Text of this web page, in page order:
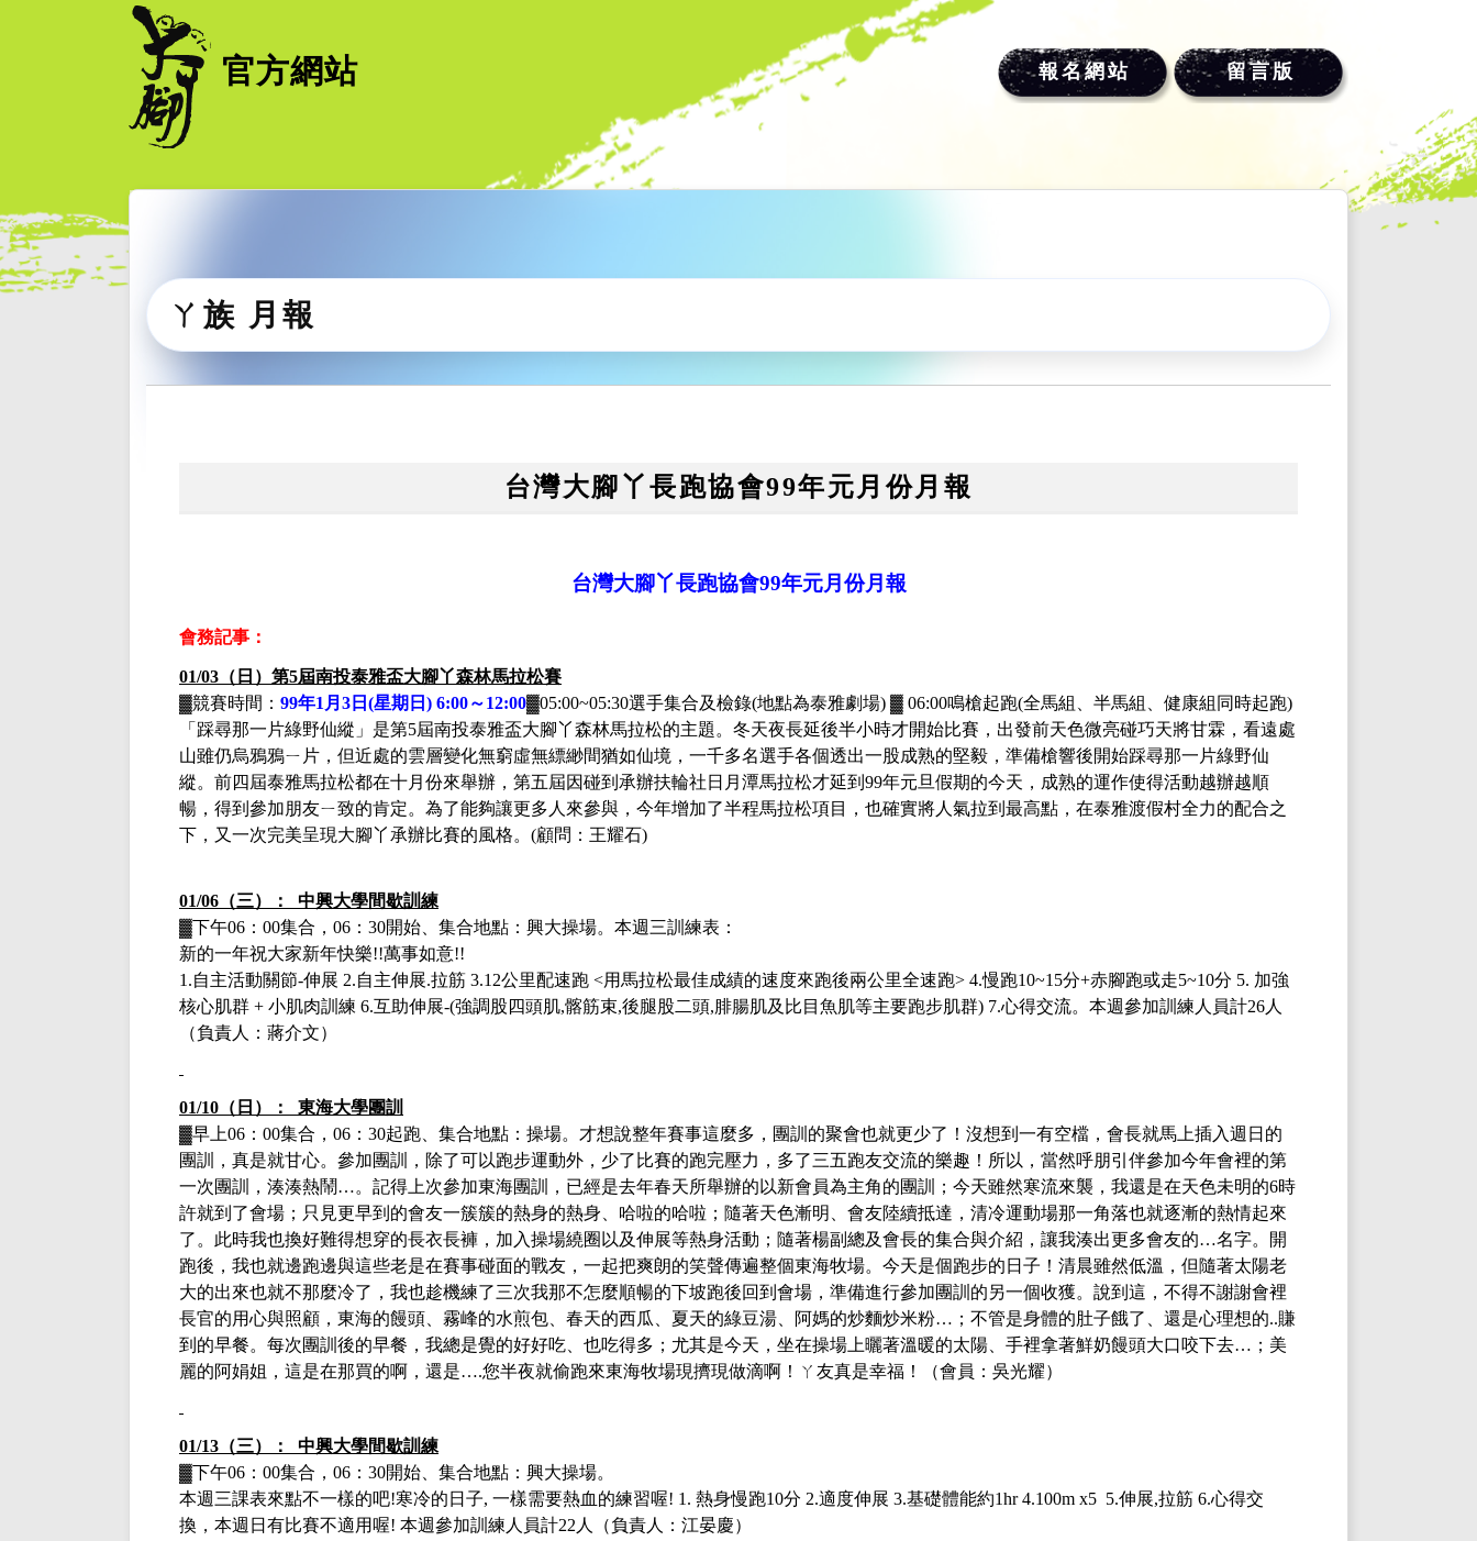
官方網站 報名網站 留言版
ㄚ族 月報
台灣大腳丫長跑協會99年元月份月報
台灣大腳丫長跑協會99年元月份月報
會務記事：
01/03（日） 第5屆南投泰雅盃大腳丫森林馬拉松賽
▓競賽時間： 99年1月3日(星期日) 6:00～12:00▓05:00~05:30選手集合及檢錄(地點為泰雅劇場) ▓ 06:00鳴槍起跑(全馬組、半馬組、健康組同時起跑)
「踩尋那一片綠野仙縱」是第5屆南投泰雅盃大腳丫森林馬拉松的主題。冬天夜長延後半小時才開始比賽，出發前天色微亮碰巧天將甘霖，看遠處
山雖仍烏鴉鴉ㄧ片，但近處的雲層變化無窮虛無縹緲間猶如仙境，一千多名選手各個透出一股成熟的堅毅，準備槍響後開始踩尋那一片綠野仙
縱。前四屆泰雅馬拉松都在十月份來舉辦，第五屆因碰到承辦扶輪社日月潭馬拉松才延到 99年元旦假期的今天，成熟的運作使得活動越辦越順
暢，得到參加朋友ㄧ致的肯定。為了能夠讓更多人來參與，今年增加了半程馬拉松項目，也確實將人氣拉到最高點，在泰雅渡假村全力的配合之
下，又一次完美呈現大腳丫承辦比賽的風格。(顧問：王耀石)
01/06（三）： 中興大學間歇訓練
▓下午06：00集合，06：30開始、集合地點：興大操場。 本週三訓練表 ：
新的一年祝大家新年快樂!!萬事如意!!
1.自主活動關節-伸展 2.自主伸展.拉筋 3.12公里配速跑 <用馬拉松最佳成績的速度來跑後兩公里全速跑> 4.慢跑10~15分+赤腳跑或走5~10分 5. 加強
核心肌群 + 小肌肉訓練 6.互助伸展-(強調股四頭肌,髂筋束,後腿股二頭,腓腸肌及比目魚肌等主要跑步肌群) 7.心得交流。 本週參加訓練人員計26人
（負責人：蔣介文）
01/10（日）： 東海大學團訓
▓早上06：00集合，06：30起跑、集合地點：操場。 才想說整年賽事這麼多，團訓的聚會也就更少了！沒想到一有空檔，會長就馬上插入週日的
團訓，真是就甘心。參加團訓，除了可以跑步運動外，少了比賽的跑完壓力，多了三五跑友交流的樂趣！所以，當然呼朋引伴參加今年會裡的第
一次團訓，湊湊熱鬧…。記得上次參加東海團訓，已經是去年春天所舉辦的以新會員為主角的團訓；今天雖然寒流來襲，我還是在天色未明的6時
許就到了會場；只見更早到的會友一簇簇的熱身的熱身、哈啦的哈啦；隨著天色漸明、會友陸續抵達，清冷運動場那一角落也就逐漸的熱情起來
了。此時我也換好難得想穿的長衣長褲，加入操場繞圈以及伸展等熱身活動；隨著楊副總及會長的集合與介紹，讓我湊出更多會友的…名字。開
跑後，我也就邊跑邊與這些老是在賽事碰面的戰友，一起把爽朗的笑聲傳遍整個東海牧場。今天是個跑步的日子！清晨雖然低溫，但隨著太陽老
大的出來也就不那麼冷了，我也趁機練了三次我那不怎麼順暢的下坡跑後回到會場，準備進行參加團訓的另一個收獲。說到這，不得不謝謝會裡
長官的用心與照顧，東海的饅頭、霧峰的水煎包、春天的西瓜、夏天的綠豆湯、阿媽的炒麵炒米粉… ；不管是身體的肚子餓了、還是心理想的..賺
到的早餐。每次團訓後的早餐，我總是覺的好好吃、也吃得多；尤其是今天，坐在操場上曬著溫暖的太陽、手裡拿著鮮奶饅頭大口咬下去… ；美
麗的阿娟姐，這是在那買的啊，還是….您半夜就偷跑來東海牧場現擠現做滴啊！ㄚ友真是幸福！ （會員：吳光耀）
01/13（三）： 中興大學間歇訓練
▓下午06：00集合，06：30開始、集合地點：興大操場。
本週三課表來點不一樣的吧!寒冷的日子, 一樣需要熱血的練習喔! 1. 熱身慢跑10分 2.適度伸展 3.基礎體能約1hr 4.100m x5 5.伸展,拉筋 6.心得交
換，本週日有比賽不適用喔! 本週參加訓練人員計22人（負責人：江晏慶）